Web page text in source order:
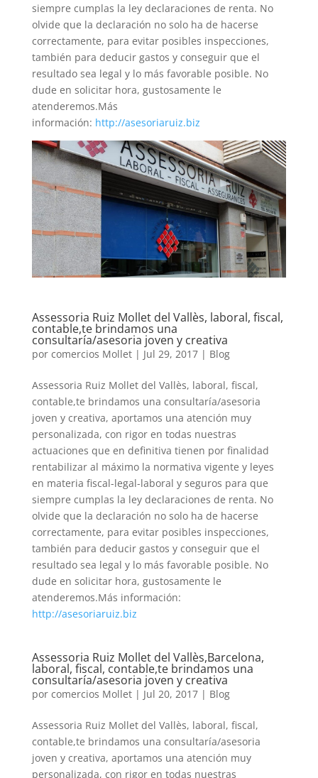
siempre cumplas la ley declaraciones de renta. No
olvide que la declaración no solo ha de hacerse
correctamente, para evitar posibles inspecciones,
también para deducir gastos y conseguir que el
resultado sea legal y lo más favorable posible. No
dude en solicitar hora, gustosamente le
atenderemos.Más
información: http://asesoriaruiz.biz
Assessoria Ruiz Mollet del Vallès, laboral, fiscal,
contable,te brindamos una
consultaría/asesoria joven y creativa
por comercios Mollet| Jul 29, 2017| Blog
Assessoria Ruiz Mollet del Vallès, laboral, fiscal,
contable,te brindamos una consultaría/asesoria
joven y creativa, aportamos una atención muy
personalizada, con rigor en todas nuestras
actuaciones que en definitiva tienen por finalidad
rentabilizar al máximo la normativa vigente y leyes
en materia fiscal-legal-laboral y seguros para que
siempre cumplas la ley declaraciones de renta. No
olvide que la declaración no solo ha de hacerse
correctamente, para evitar posibles inspecciones,
también para deducir gastos y conseguir que el
resultado sea legal y lo más favorable posible. No
dude en solicitar hora, gustosamente le
atenderemos.Más información:
http://asesoriaruiz.biz
Assessoria Ruiz Mollet del Vallès,Barcelona,
laboral, fiscal, contable,te brindamos una
consultaría/asesoria joven y creativa
por comercios Mollet| Jul 20, 2017| Blog
Assessoria Ruiz Mollet del Vallès, laboral, fiscal,
contable,te brindamos una consultaría/asesoria
joven y creativa, aportamos una atención muy
personalizada, con rigor en todas nuestras